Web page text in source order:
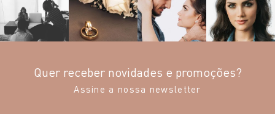
Quer receber novidades e promoções?
Assine a nossa newsletter